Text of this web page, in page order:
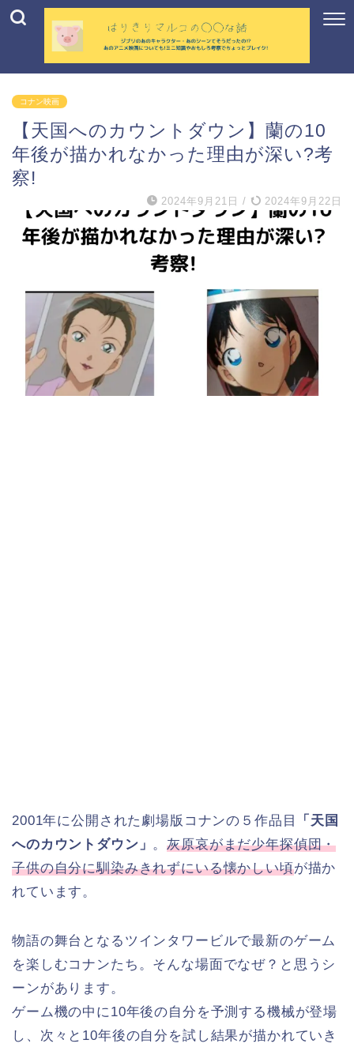
コナン映画
【天国へのカウントダウン】蘭の10
年後が描かれなかった理由が深い?考
察!
2024年9月21日 / 2024年9月22日
2001年に公開された劇場版コナンの５作品目
「天国
へのカウントダウン」 。灰原哀がまだ少年探偵団・
子供の自分に馴染みきれずにいる懐かしい頃が描か
れています。
物語の舞台となるツインタワービルで最新のゲーム
を楽しむコナンたち。そんな場面でなぜ？と思うシ
ーンがあります。
ゲーム機の中に10年後の自分を予測する機械が登場
し、次々と10年後の自分を試し結果が描かれていき